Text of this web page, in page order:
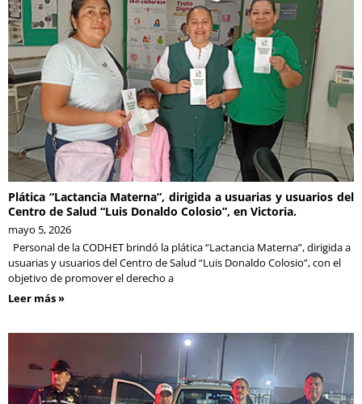
Plática “Lactancia Materna”, dirigida a usuarias y usuarios del
Centro de Salud “Luis Donaldo Colosio”, en Victoria.
mayo 5, 2026
Personal de la CODHET brindó la plática “Lactancia Materna”, dirigida a
usuarias y usuarios del Centro de Salud “Luis Donaldo Colosio”, con el
objetivo de promover el derecho a
Leer más »